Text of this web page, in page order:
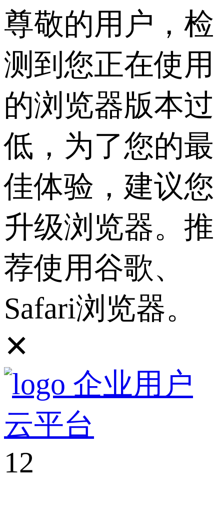
尊敬的用户，检
测到您正在使用
的浏览器版本过
低，为了您的最
佳体验，建议您
升级浏览器。推
荐使用谷歌、
Safari浏览器。
✕
企业用户
云平台
12